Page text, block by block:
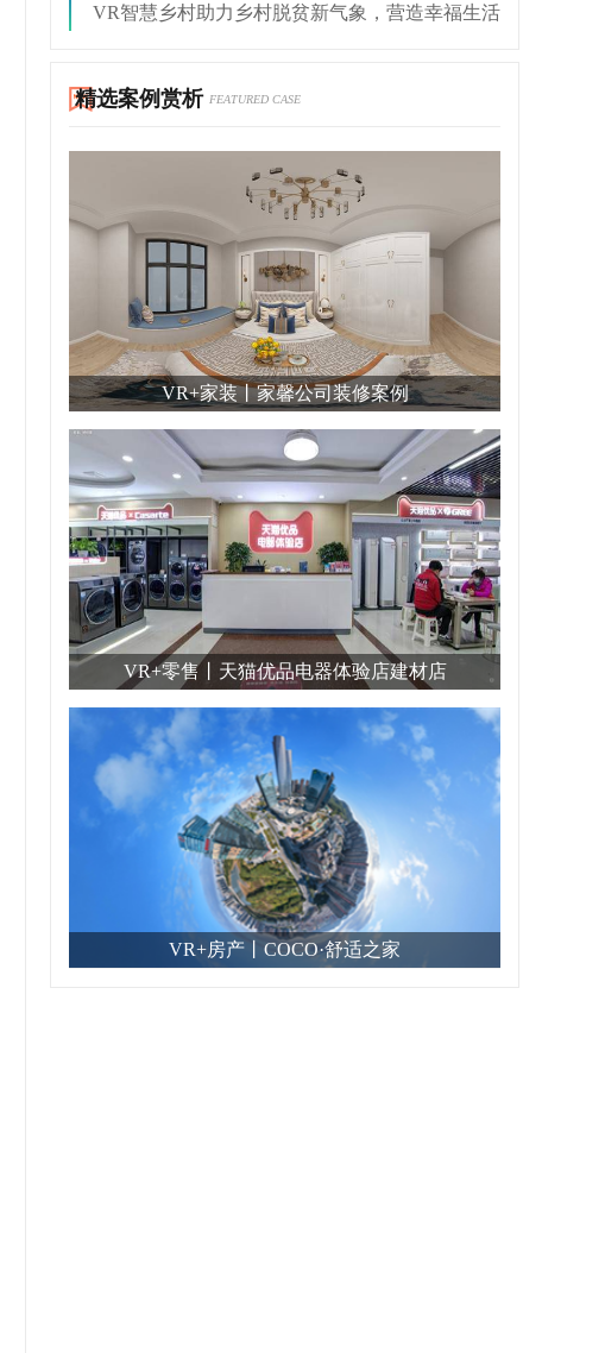
VR智慧乡村助力乡村脱贫新气象，营造幸福生活
精选案例赏析 FEATURED CASE
VR+家装丨家馨公司装修案例
VR+零售丨天猫优品电器体验店建材店
VR+房产丨COCO·舒适之家